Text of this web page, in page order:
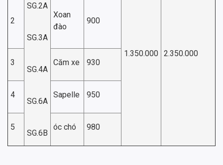
SG.2A
SG.3A
SG.4A
SG.6A
SG.6B
1.350.000 2.350.000
2
Xoan
đào
900
3 Căm xe 930
4 Sapelle 950
5 óc chó 980